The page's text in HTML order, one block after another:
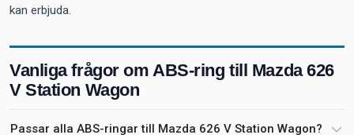
kan erbjuda.
Vanliga frågor om ABS-ring till Mazda 626
V Station Wagon
Passar alla ABS-ringar till Mazda 626 V Station Wagon?